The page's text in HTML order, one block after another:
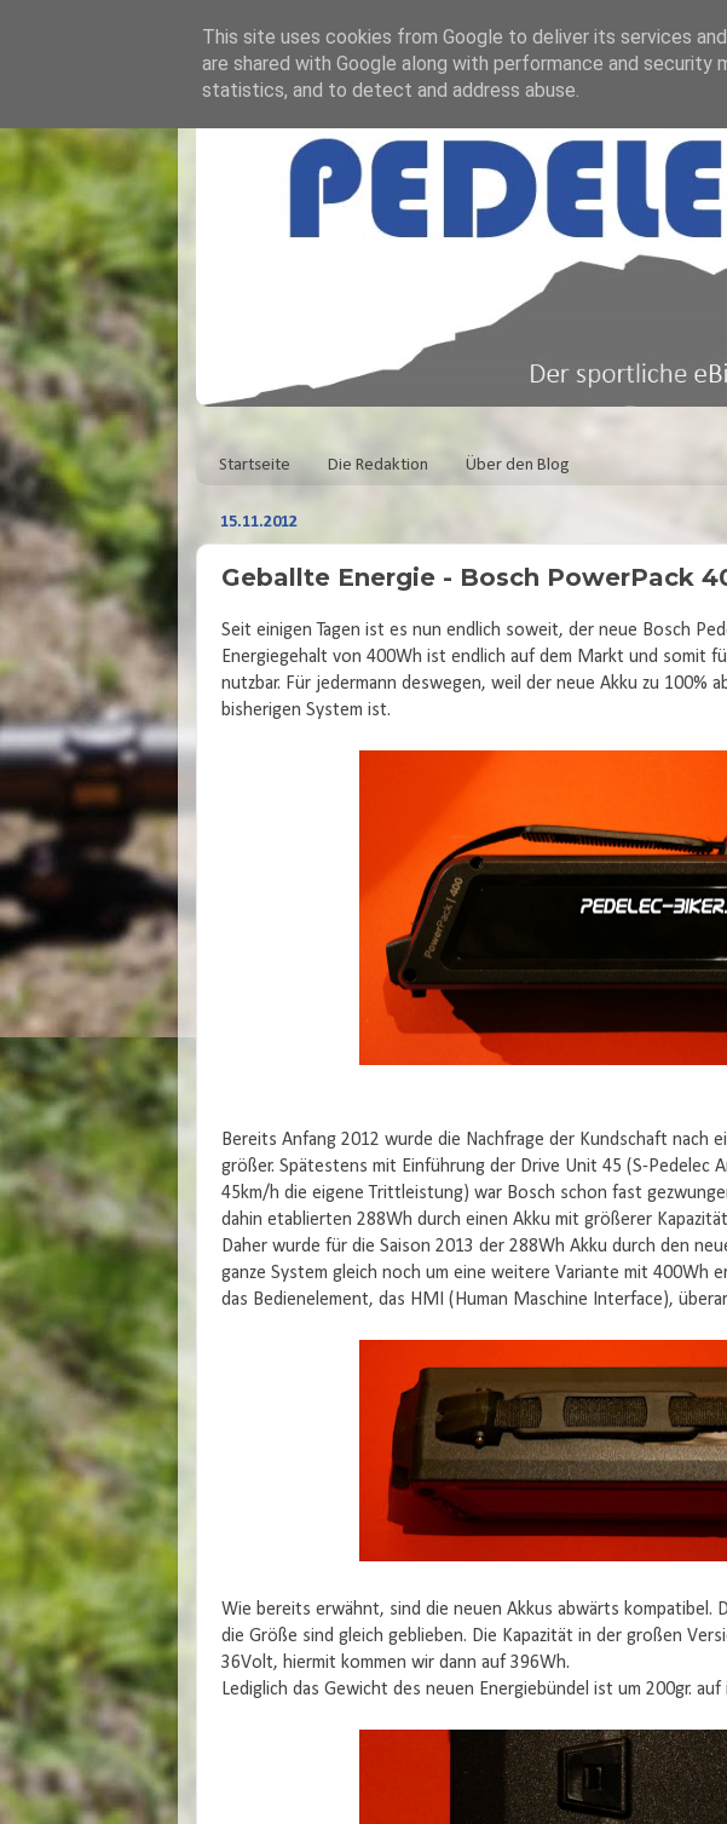
Startseite Die Redaktion Über den Blog
15.11.2012
Geballte Energie - Bosch PowerPack
Seit einigen Tagen ist es nun endlich soweit, der neue Bosch
Energiegehalt von 400Wh ist endlich auf dem Markt und somit
nutzbar. Für jedermann deswegen, weil der neue Akku zu 100%
bisherigen System ist.
Bereits Anfang 2012 wurde die Nachfrage der Kundschaft nach
größer. Spätestens mit Einführung der Drive Unit 45 (S-Pedelec
45km/h die eigene Trittleistung) war Bosch schon fast
dahin etablierten 288Wh durch einen Akku mit größerer
Daher wurde für die Saison 2013 der 288Wh Akku durch den
ganze System gleich noch um eine weitere Variante mit 400Wh
das Bedienelement, das HMI (Human Maschine Interface),
Wie bereits erwähnt, sind die neuen Akkus abwärts kompatibel.
die Größe sind gleich geblieben. Die Kapazität in der großen
36Volt, hiermit kommen wir dann auf 396Wh.
Lediglich das Gewicht des neuen Energiebündel ist um 200gr.
This site uses cookies from Google to deliver its services
are shared with Google along with performance and
statistics, and to detect and address abuse.